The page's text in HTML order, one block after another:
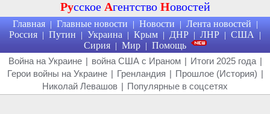
Русское Агентство Новостей
Главная | Главные новости | Новости | Лента новостей |
Россия | Путин | Украина | Крым | ДНР | ЛНР | США |
Сирия | Мир | Помощь
Война на Украине | война США с Ираном | Итоги 2025 года |
Герои войны на Украине | Гренландия | Прошлое (История) |
Николай Левашов | Популярные в соцсетях